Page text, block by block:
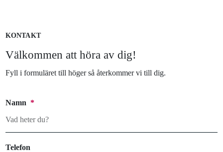
KONTAKT
Välkommen att höra av dig!
Fyll i formuläret till höger så återkommer vi till dig.
Namn *
Telefon